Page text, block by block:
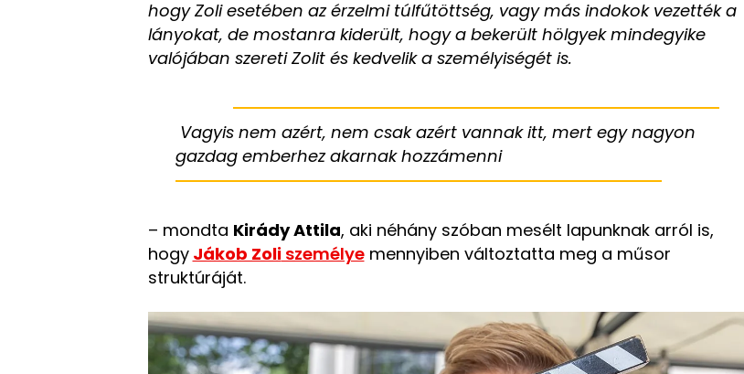
hogy Zoli esetében az érzelmi túlfűtöttség, vagy más indokok vezették a
lányokat, de mostanra kiderült, hogy a bekerült hölgyek mindegyike
valójában szereti Zolit és kedvelik a személyiségét is.
Vagyis nem azért, nem csak azért vannak itt, mert egy nagyon
gazdag emberhez akarnak hozzámenni
– mondta Kirády Attila, aki néhány szóban mesélt lapunknak arról is,
hogy Jákob Zoliszemélyemennyiben változtatta meg a műsor
struktúráját.